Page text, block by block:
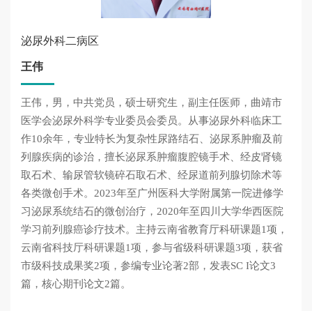
泌尿外科二病区
王伟
王伟，男，中共党员，硕士研究生，副主任医师，曲靖市
医学会泌尿外科学专业委员会委员。从事泌尿外科临床工
作10余年，专业特长为复杂性尿路结石、泌尿系肿瘤及前
列腺疾病的诊治，擅长泌尿系肿瘤腹腔镜手术、经皮肾镜
取石术、输尿管软镜碎石取石术、经尿道前列腺切除术等
各类微创手术。2023年至广州医科大学附属第一院进修学
习泌尿系统结石的微创治疗，2020年至四川大学华西医院
学习前列腺癌诊疗技术。主持云南省教育厅科研课题1项，
云南省科技厅科研课题1项，参与省级科研课题3项，获省
市级科技成果奖2项，参编专业论著2部，发表SC I论文3
篇，核心期刊论文2篇。